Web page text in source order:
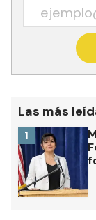
Las más
1